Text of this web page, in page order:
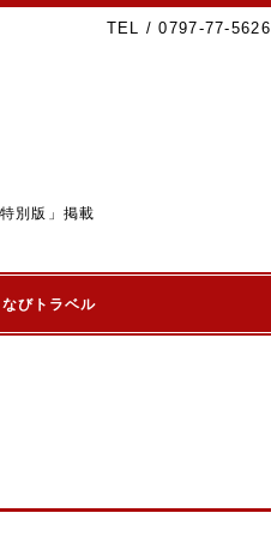
TEL / 0797-77-5626
別版」掲載
びトラベル